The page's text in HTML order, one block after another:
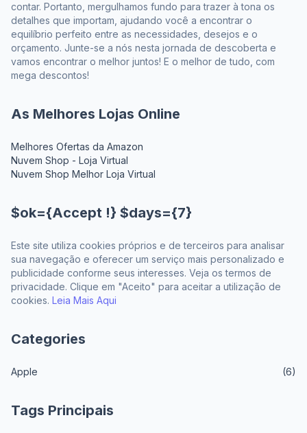
contar. Portanto, mergulhamos fundo para trazer à tona os
detalhes que importam, ajudando você a encontrar o
equilíbrio perfeito entre as necessidades, desejos e o
orçamento. Junte-se a nós nesta jornada de descoberta e
vamos encontrar o melhor juntos! E o melhor de tudo, com
mega descontos!
As Melhores Lojas Online
Melhores Ofertas da Amazon
Nuvem Shop - Loja Virtual
Nuvem Shop Melhor Loja Virtual
$ok={Accept !} $days={7}
Este site utiliza cookies próprios e de terceiros para analisar
sua navegação e oferecer um serviço mais personalizado e
publicidade conforme seus interesses. Veja os termos de
privacidade. Clique em "Aceito" para aceitar a utilização de
cookies. Leia Mais Aqui
Categories
Apple (6)
Tags Principais